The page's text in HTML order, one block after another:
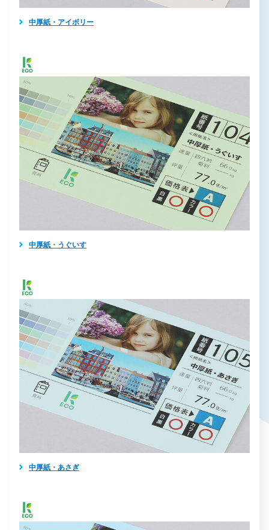
中厚紙・アイボリー
中厚紙・うぐいす
中厚紙・あさぎ